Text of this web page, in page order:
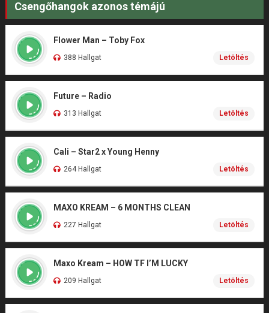
Csengőhangok azonos témájú
Flower Man – Toby Fox
388 Hallgat Letöltés
Future – Radio
313 Hallgat Letöltés
Cali – Star2 x Young Henny
264 Hallgat Letöltés
MAXO KREAM – 6 MONTHS CLEAN
227 Hallgat Letöltés
Maxo Kream – HOW TF I’M LUCKY
209 Hallgat Letöltés